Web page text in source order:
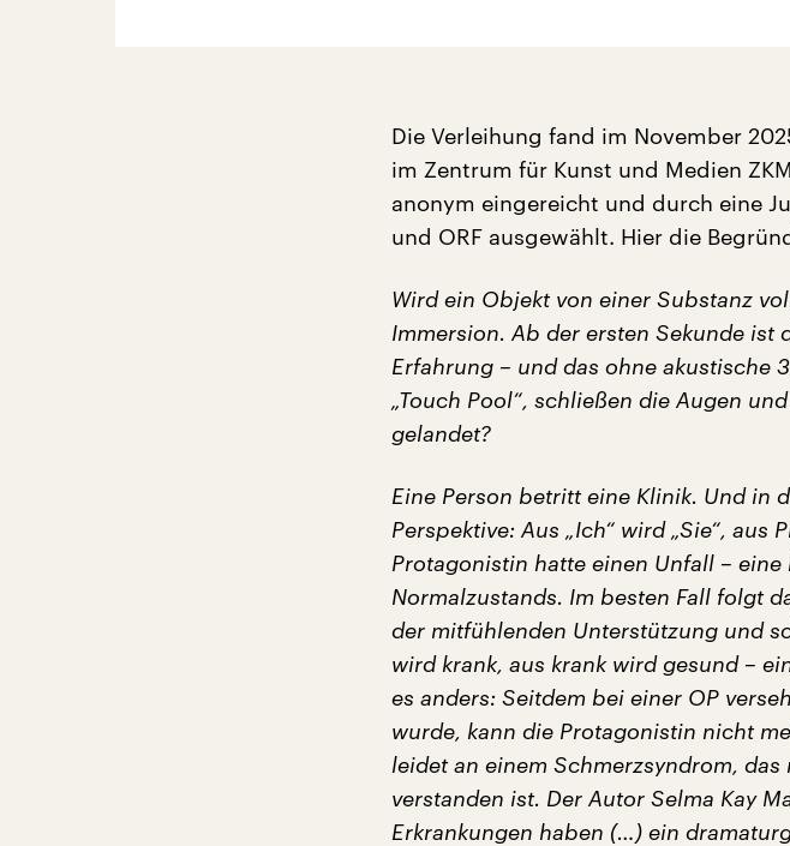
Die Verleihung fand im November
im Zentrum für Kunst und Medien
anonym eingereicht und durch eine
und ORF ausgewählt. Hier die
Wird ein Objekt von einer Substanz
Immersion. Ab der ersten Sekunde ist
Erfahrung – und das ohne akustische
„Touch Pool“, schließen die Augen
gelandet?
Eine Person betritt eine Klinik. Und in
Perspektive: Aus „Ich“ wird „Sie“, aus
Protagonistin hatte einen Unfall –
Normalzustands. Im besten Fall folgt
der mitfühlenden Unterstützung und
wird krank, aus krank wird gesund –
es anders: Seitdem bei einer OP
wurde, kann die Protagonistin nicht
leidet an einem Schmerzsyndrom,
verstanden ist. Der Autor Selma Kay
Erkrankungen haben (…) ein